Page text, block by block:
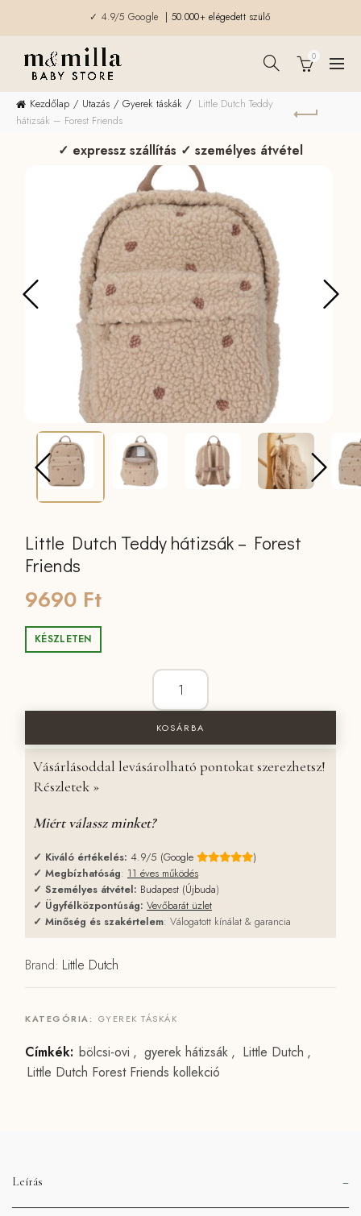
✓ 4.9/5 Google | 50.000+ elégedett szülő
0
Kezdőlap Utazás Gyerek táskák
Little Dutch Teddy
hátizsák – Forest Friends
✓ expressz szállítás ✓ személyes átvétel
Little Dutch Teddy hátizsák – Forest
Friends
9690 Ft
KÉSZLETEN
Little Dutch Teddy hátizsák - Forest
KOSÁRBA
Vásárlásoddal levásárolható pontokat szerezhetsz!
Részletek »
Miért válassz minket?
✓ Kiváló értékelés: 4.9/5 (Google
)
✓ Megbízhatóság: 11 éves működés
✓ Személyes átvétel: Budapest (Újbuda)
✓ Ügyfélközpontúság: Vevőbarát üzlet
✓ Minőség és szakértelem: Válogatott kínálat & garancia
Brand: Little Dutch
KATEGÓRIA: GYEREK TÁSKÁK
Címkék: bölcsi-ovi , gyerek hátizsák , Little Dutch ,
Little Dutch Forest Friends kollekció
Leírás